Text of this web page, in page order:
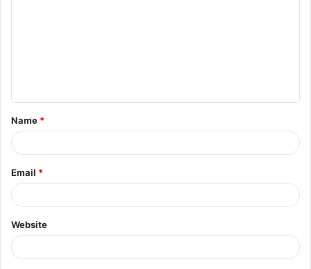
t
*
Name *
Email *
Website